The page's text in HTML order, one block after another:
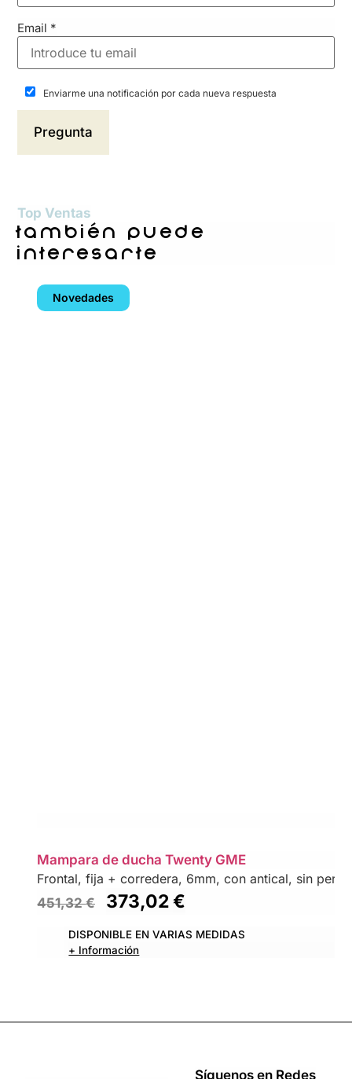
Email *
Enviarme una notificación por cada nueva respuesta
Top Ventas
también puede
interesarte
Novedades
Mampara de ducha Twenty GME
Frontal, fija + corredera, 6mm, con antical, sin
451,32€ 373,02€
DISPONIBLE EN VARIAS MEDIDAS
+ Información
Síguenos en Redes